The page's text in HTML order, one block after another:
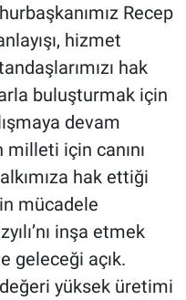
Recep
hizmet
hak
buluşturmak için
devam
için canını
hak ettiği
mücadele
inşa etmek
geleceği açık.
yüksek üretimi